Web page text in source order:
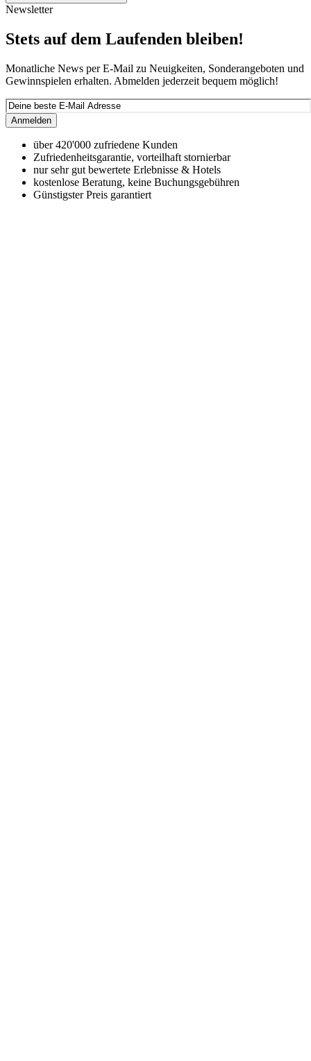
Newsletter
Stets auf dem Laufenden bleiben!
Monatliche News per E-Mail zu Neuigkeiten, Sonderangeboten und
Gewinnspielen erhalten. Abmelden jederzeit bequem möglich!
Anmelden
über 420'000 zufriedene Kunden
Zufriedenheitsgarantie, vorteilhaft stornierbar
nur sehr gut bewertete Erlebnisse & Hotels
kostenlose Beratung, keine Buchungsgebühren
Günstigster Preis garantiert